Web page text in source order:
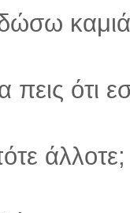
πεις ότι